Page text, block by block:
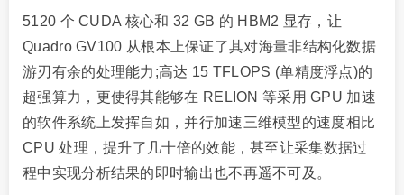
5120 个 CUDA 核心和 32 GB 的 HBM2 显存，让
Quadro GV100 从根本上保证了其对海量非结构化数据
游刃有余的处理能力;高达 15 TFLOPS (单精度浮点)的
超强算力，更使得其能够在 RELION 等采用 GPU 加速
的软件系统上发挥自如，并行加速三维模型的速度相比
CPU 处理，提升了几十倍的效能，甚至让采集数据过
程中实现分析结果的即时输出也不再遥不可及。